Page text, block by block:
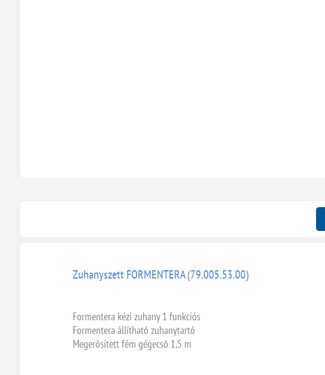
Zuhanyszett FORMENTERA (79.005.53.00)
Formentera kézi zuhany 1 funkciós
Formentera állítható zuhanytartó
Megerősített fém gégecső 1,5 m